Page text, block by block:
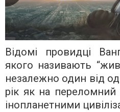
Відомі провидці
якого називають
незалежно один від
рік як на переломний
інопланетними